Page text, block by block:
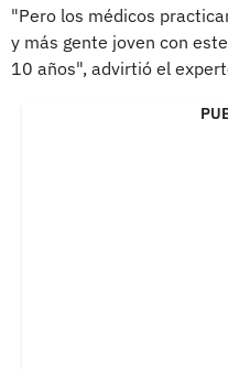
"Pero los médicos
y más gente joven con
10 años", advirtió el